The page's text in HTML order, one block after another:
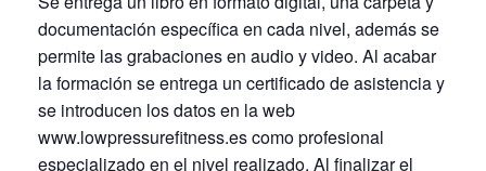
documentación específica en cada nivel, además se
permite las grabaciones en audio y video. Al acabar
la formación se entrega un certificado de asistencia y
se introducen los datos en la web
www.lowpressurefitness.es como profesional
especializado en el nivel realizado. Al finalizar el